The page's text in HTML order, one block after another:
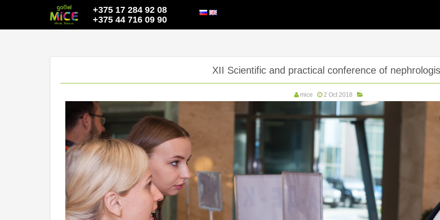
+375 17 284 92 08
+375 44 716 09 90
XII Scientific and practical conference of
mice 2 Oct 2018